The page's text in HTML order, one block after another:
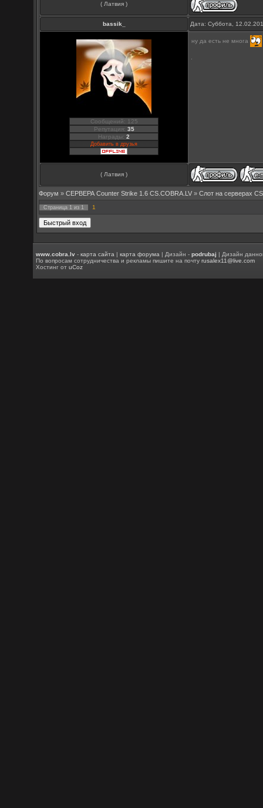
( Латвия )
bassik_ Дата: Суббота,
Сообщений: 125
Репутация: 35
Награды:2
Добавить в друзья
ну да есть не многа
( Латвия )
Форум » СЕРВЕРА Counter Strike 1.6 CS.COBRA.LV » Слот на серверах
Страница 1 из 1 1
www.cobra.lv -карта сайта |карта форума | Дизайн -podrubaj | Дизайн
По вопросам сотрудничества и рекламы пишите на почтуrusalex11@live.com
Хостинг отuCoz